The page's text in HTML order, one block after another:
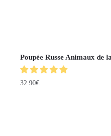
Poupée Russe Animaux de
32.90€